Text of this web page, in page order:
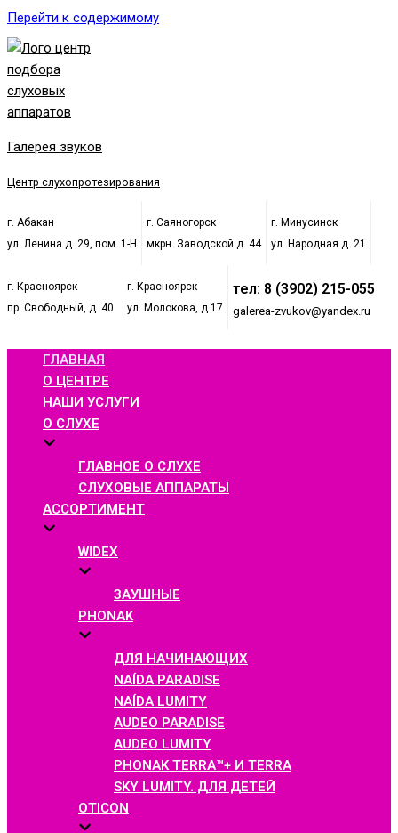
Перейти к содержимому
Галерея звуков
Центр слухопротезирования
г. Абакан
ул. Ленина д. 29, пом. 1-Н
г. Саяногорск
мкрн. Заводской д. 44
г. Минусинск
ул. Народная д. 21
г. Красноярск
пр. Свободный, д. 40
г. Красноярск
ул. Молокова, д.17
тел: 8 (3902) 215-055
galerea-zvukov@yandex.ru
ГЛАВНАЯ
О ЦЕНТРЕ
НАШИ УСЛУГИ
О СЛУХЕ
ГЛАВНОЕ О СЛУХЕ
СЛУХОВЫЕ АППАРАТЫ
АССОРТИМЕНТ
WIDEX
ЗАУШНЫЕ
PHONAK
ДЛЯ НАЧИНАЮЩИХ
NAÍDA PARADISE
NAÍDA LUMITY
AUDEO PARADISE
AUDEO LUMITY
PHONAK TERRA™+ И TERRA
SKY LUMITY. ДЛЯ ДЕТЕЙ
OTICON